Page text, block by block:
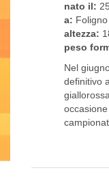
nato il:
a: Foligno
altezza:
peso
Nel
definitivo